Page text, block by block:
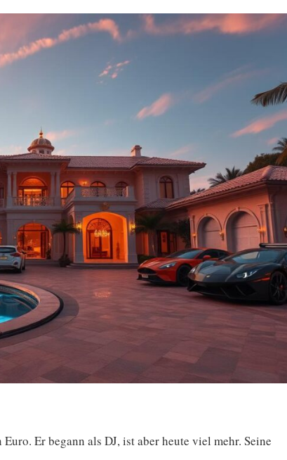
Er begann als DJ, ist aber heute viel mehr. Seine